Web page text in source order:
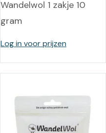
Wandelwol 1 zakje 10
gram
Log in voor prijzen